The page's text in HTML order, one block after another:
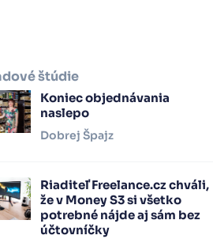
štúdie
Koniec objednávania
naslepo
Dobrej Špajz
Riaditeľ Freelance.cz chváli,
že v Money S3 si všetko
potrebné nájde aj sám bez
účtovníčky